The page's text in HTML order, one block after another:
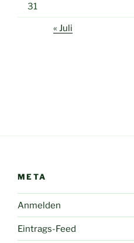
31
« Juli
META
Anmelden
Eintrags-Feed